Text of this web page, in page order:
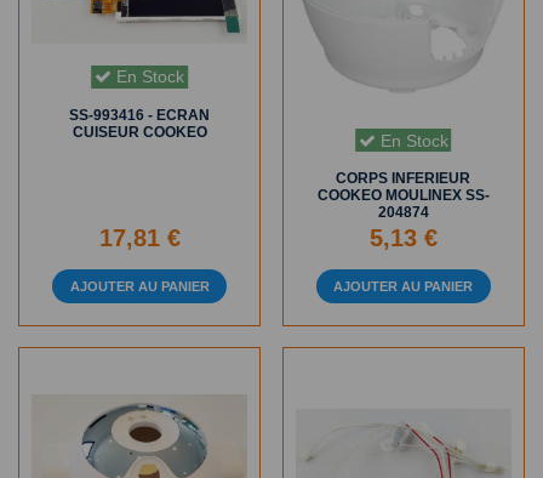
En Stock
SS-993416 - ECRAN
CUISEUR COOKEO
17,81 €
AJOUTER AU PANIER
En Stock
CORPS INFERIEUR
COOKEO MOULINEX SS-
204874
5,13 €
AJOUTER AU PANIER